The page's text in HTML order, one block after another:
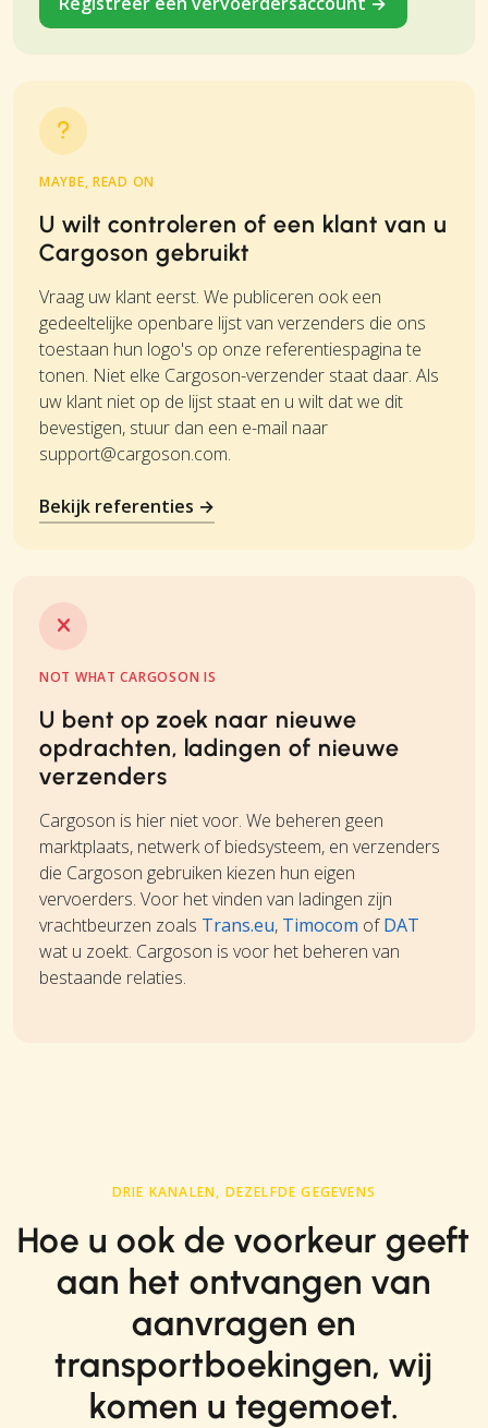
MAYBE, READ ON
U wilt controleren of een klant van u
Cargoson gebruikt
Vraag uw klant eerst. We publiceren ook een
gedeeltelijke openbare lijst van verzenders die ons
toestaan hun logo's op onze referentiespagina te
tonen. Niet elke Cargoson-verzender staat daar. Als
uw klant niet op de lijst staat en u wilt dat we dit
bevestigen, stuur dan een e-mail naar
support@cargoson.com.
Bekijk referenties →
NOT WHAT CARGOSON IS
U bent op zoek naar nieuwe
opdrachten, ladingen of nieuwe
verzenders
Cargoson is hier niet voor. We beheren geen
marktplaats, netwerk of biedsysteem, en verzenders
die Cargoson gebruiken kiezen hun eigen
vervoerders. Voor het vinden van ladingen zijn
vrachtbeurzen zoals Trans.eu, Timocom ofDAT
wat u zoekt. Cargoson is voor het beheren van
bestaande relaties.
DRIE KANALEN, DEZELFDE GEGEVENS
Hoe u ook de voorkeur geeft
aan het ontvangen van
aanvragen en
transportboekingen, wij
komen u tegemoet.